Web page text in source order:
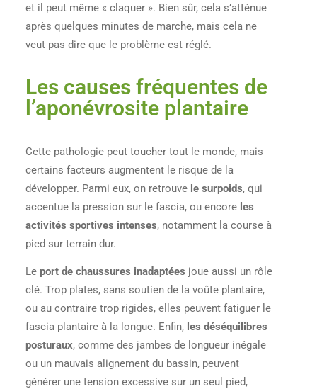
et il peut même « claquer ». Bien sûr, cela s’atténue
après quelques minutes de marche, mais cela ne
veut pas dire que le problème est réglé.
Les causes fréquentes de
l’aponévrosite plantaire
Cette pathologie peut toucher tout le monde, mais
certains facteurs augmentent le risque de la
développer. Parmi eux, on retrouve le surpoids, qui
accentue la pression sur le fascia, ou encore les
activités sportives intenses, notamment la course à
pied sur terrain dur.
Leport de chaussures inadaptées joue aussi un rôle
clé. Trop plates, sans soutien de la voûte plantaire,
ou au contraire trop rigides, elles peuvent fatiguer le
fascia plantaire à la longue. Enfin, les déséquilibres
posturaux, comme des jambes de longueur inégale
ou un mauvais alignement du bassin, peuvent
générer une tension excessive sur un seul pied,